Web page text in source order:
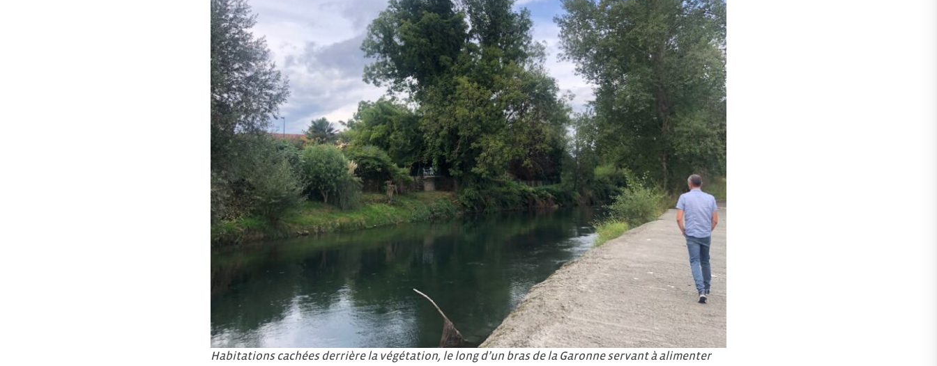
Habitations cachées derrière la végétation, le long d’un bras de la Garonne servant à alimenter